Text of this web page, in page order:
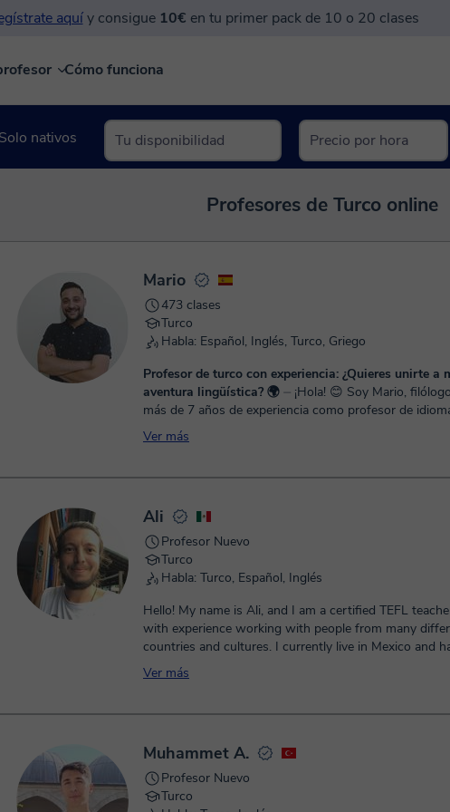
aquíy consigue 10€ en tu primer pack de 10 o 20 clases
Cómo funciona
Solo nativos
Profesores de Turco online
Mario
473 clases
Turco
Habla: Español, Inglés, Turco, Griego
Profesor de turco con experiencia: ¿Quieres unirte a
aventura lingüística? 🌍 ⏤ ¡Hola! 😊 Soy Mario, filólogo con
más de 7 años de experiencia como profesor de
extranjeros. Realicé mis estudios universitarios de
...
Ver más
Ali
Profesor Nuevo
Turco
Habla: Turco, Español, Inglés
Hello! My name is Ali, and I am a certified TEFL
with experience working with people from many
countries and cultures. I currently live in Mexico and
spent years communicating with international clients
students. My lessons focus on practical
adapt each lesson to the student's goals, whether
comfortably, or use English for work. My teaching style
patient, friendly, and supportive, creating a relaxed
environment where students can learn with confidence
Ver más
Muhammet A.
Profesor Nuevo
Turco